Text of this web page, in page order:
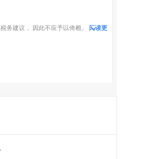
务建议， 因此不应予以倚赖。
阅读更